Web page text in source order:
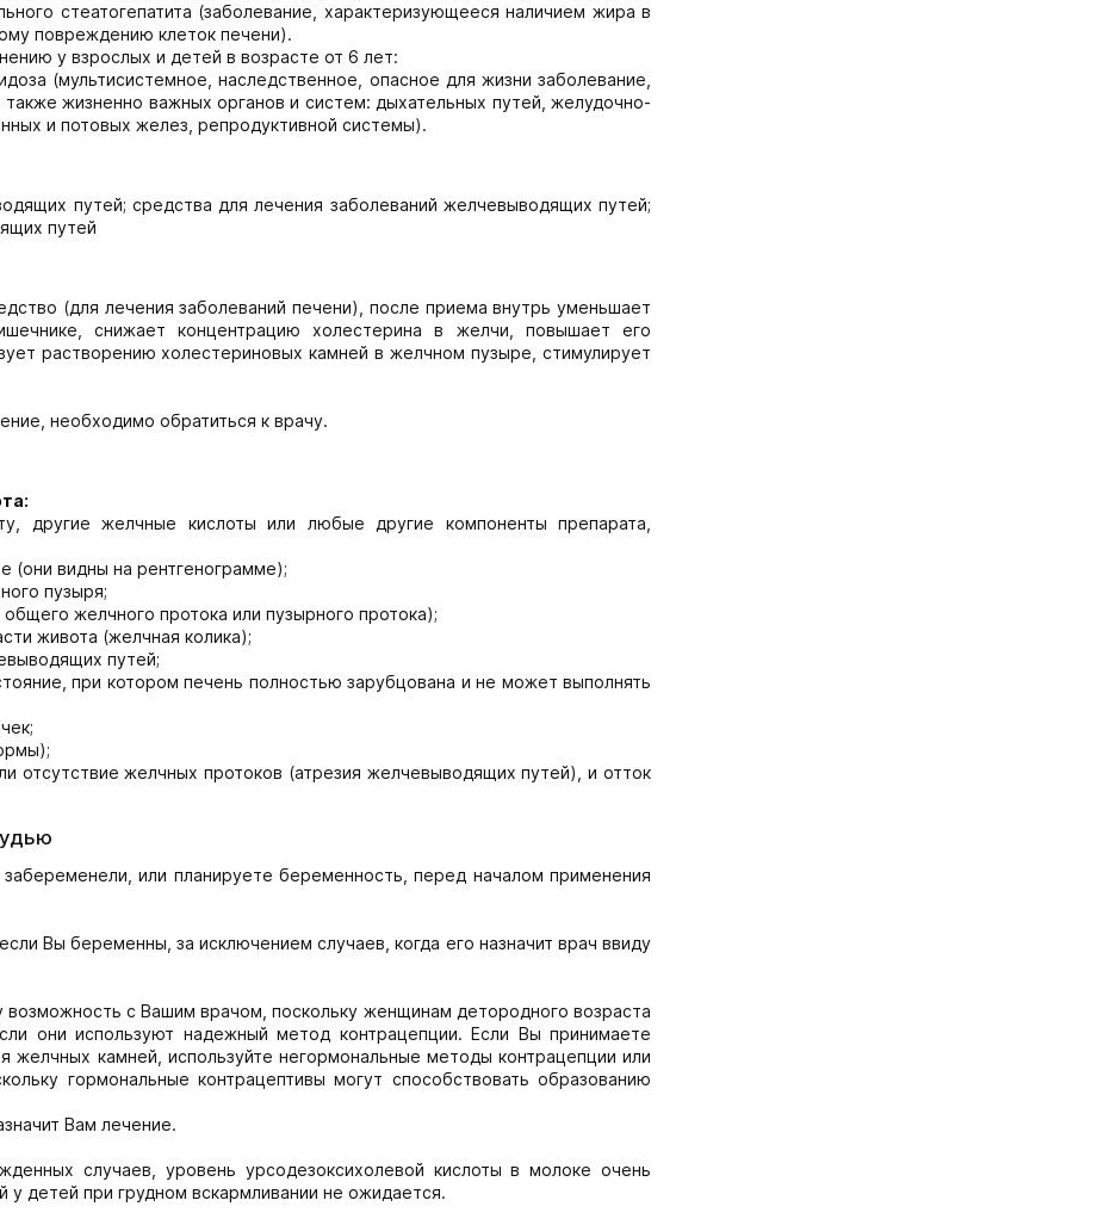
стеатогепатита (заболевание, характеризующееся наличием жира в
повреждению клеток печени).
у взрослых и детей в возрасте от 6 лет:
(мультисистемное, наследственное, опасное для жизни заболевание,
жизненно важных органов и систем: дыхательных путей, желудочно-
и потовых желез, репродуктивной системы).
путей; средства для лечения заболеваний желчевыводящих путей;
путей
(для лечения заболеваний печени), после приема внутрь уменьшает
снижает концентрацию холестерина в желчи, повышает его
растворению холестериновых камней в желчном пузыре, стимулирует
необходимо обратиться к врачу.
другие желчные кислоты или любые другие компоненты препарата,
(они видны на рентгенограмме);
пузыря;
желчного протока или пузырного протока);
живота (желчная колика);
путей;
при котором печень полностью зарубцована и не может выполнять
отсутствие желчных протоков (атрезия желчевыводящих путей), и отток
или планируете беременность, перед началом применения
Вы беременны, за исключением случаев, когда его назначит врач ввиду
с Вашим врачом, поскольку женщинам детородного возраста
они используют надежный метод контрацепции. Если Вы принимаете
желчных камней, используйте негормональные методы контрацепции или
гормональные контрацептивы могут способствовать образованию
Вам лечение.
случаев, уровень урсодезоксихолевой кислоты в молоке очень
у детей при грудном вскармливании не ожидается.